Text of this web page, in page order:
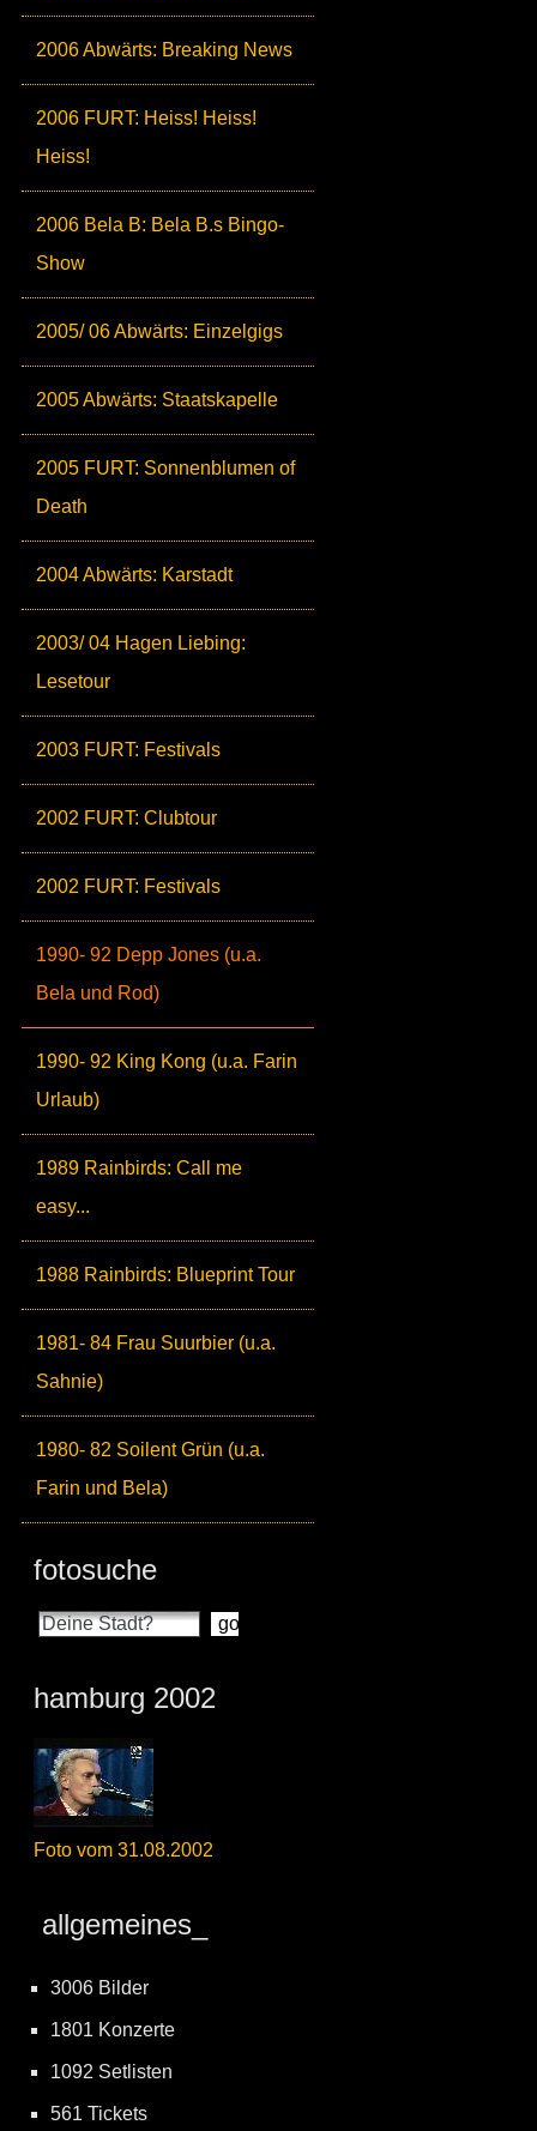
2006 Abwärts: Breaking News
2006 FURT: Heiss! Heiss!
Heiss!
2006 Bela B: Bela B.s Bingo-
Show
2005/ 06 Abwärts: Einzelgigs
2005 Abwärts: Staatskapelle
2005 FURT: Sonnenblumen of
Death
2004 Abwärts: Karstadt
2003/ 04 Hagen Liebing:
Lesetour
2003 FURT: Festivals
2002 FURT: Clubtour
2002 FURT: Festivals
1990- 92 Depp Jones (u.a.
Bela und Rod)
1990- 92 King Kong (u.a. Farin
Urlaub)
1989 Rainbirds: Call me
easy...
1988 Rainbirds: Blueprint Tour
1981- 84 Frau Suurbier (u.a.
Sahnie)
1980- 82 Soilent Grün (u.a.
Farin und Bela)
fotosuche
hamburg 2002
Foto vom 31.08.2002
allgemeines_
3006 Bilder
1801 Konzerte
1092 Setlisten
561 Tickets